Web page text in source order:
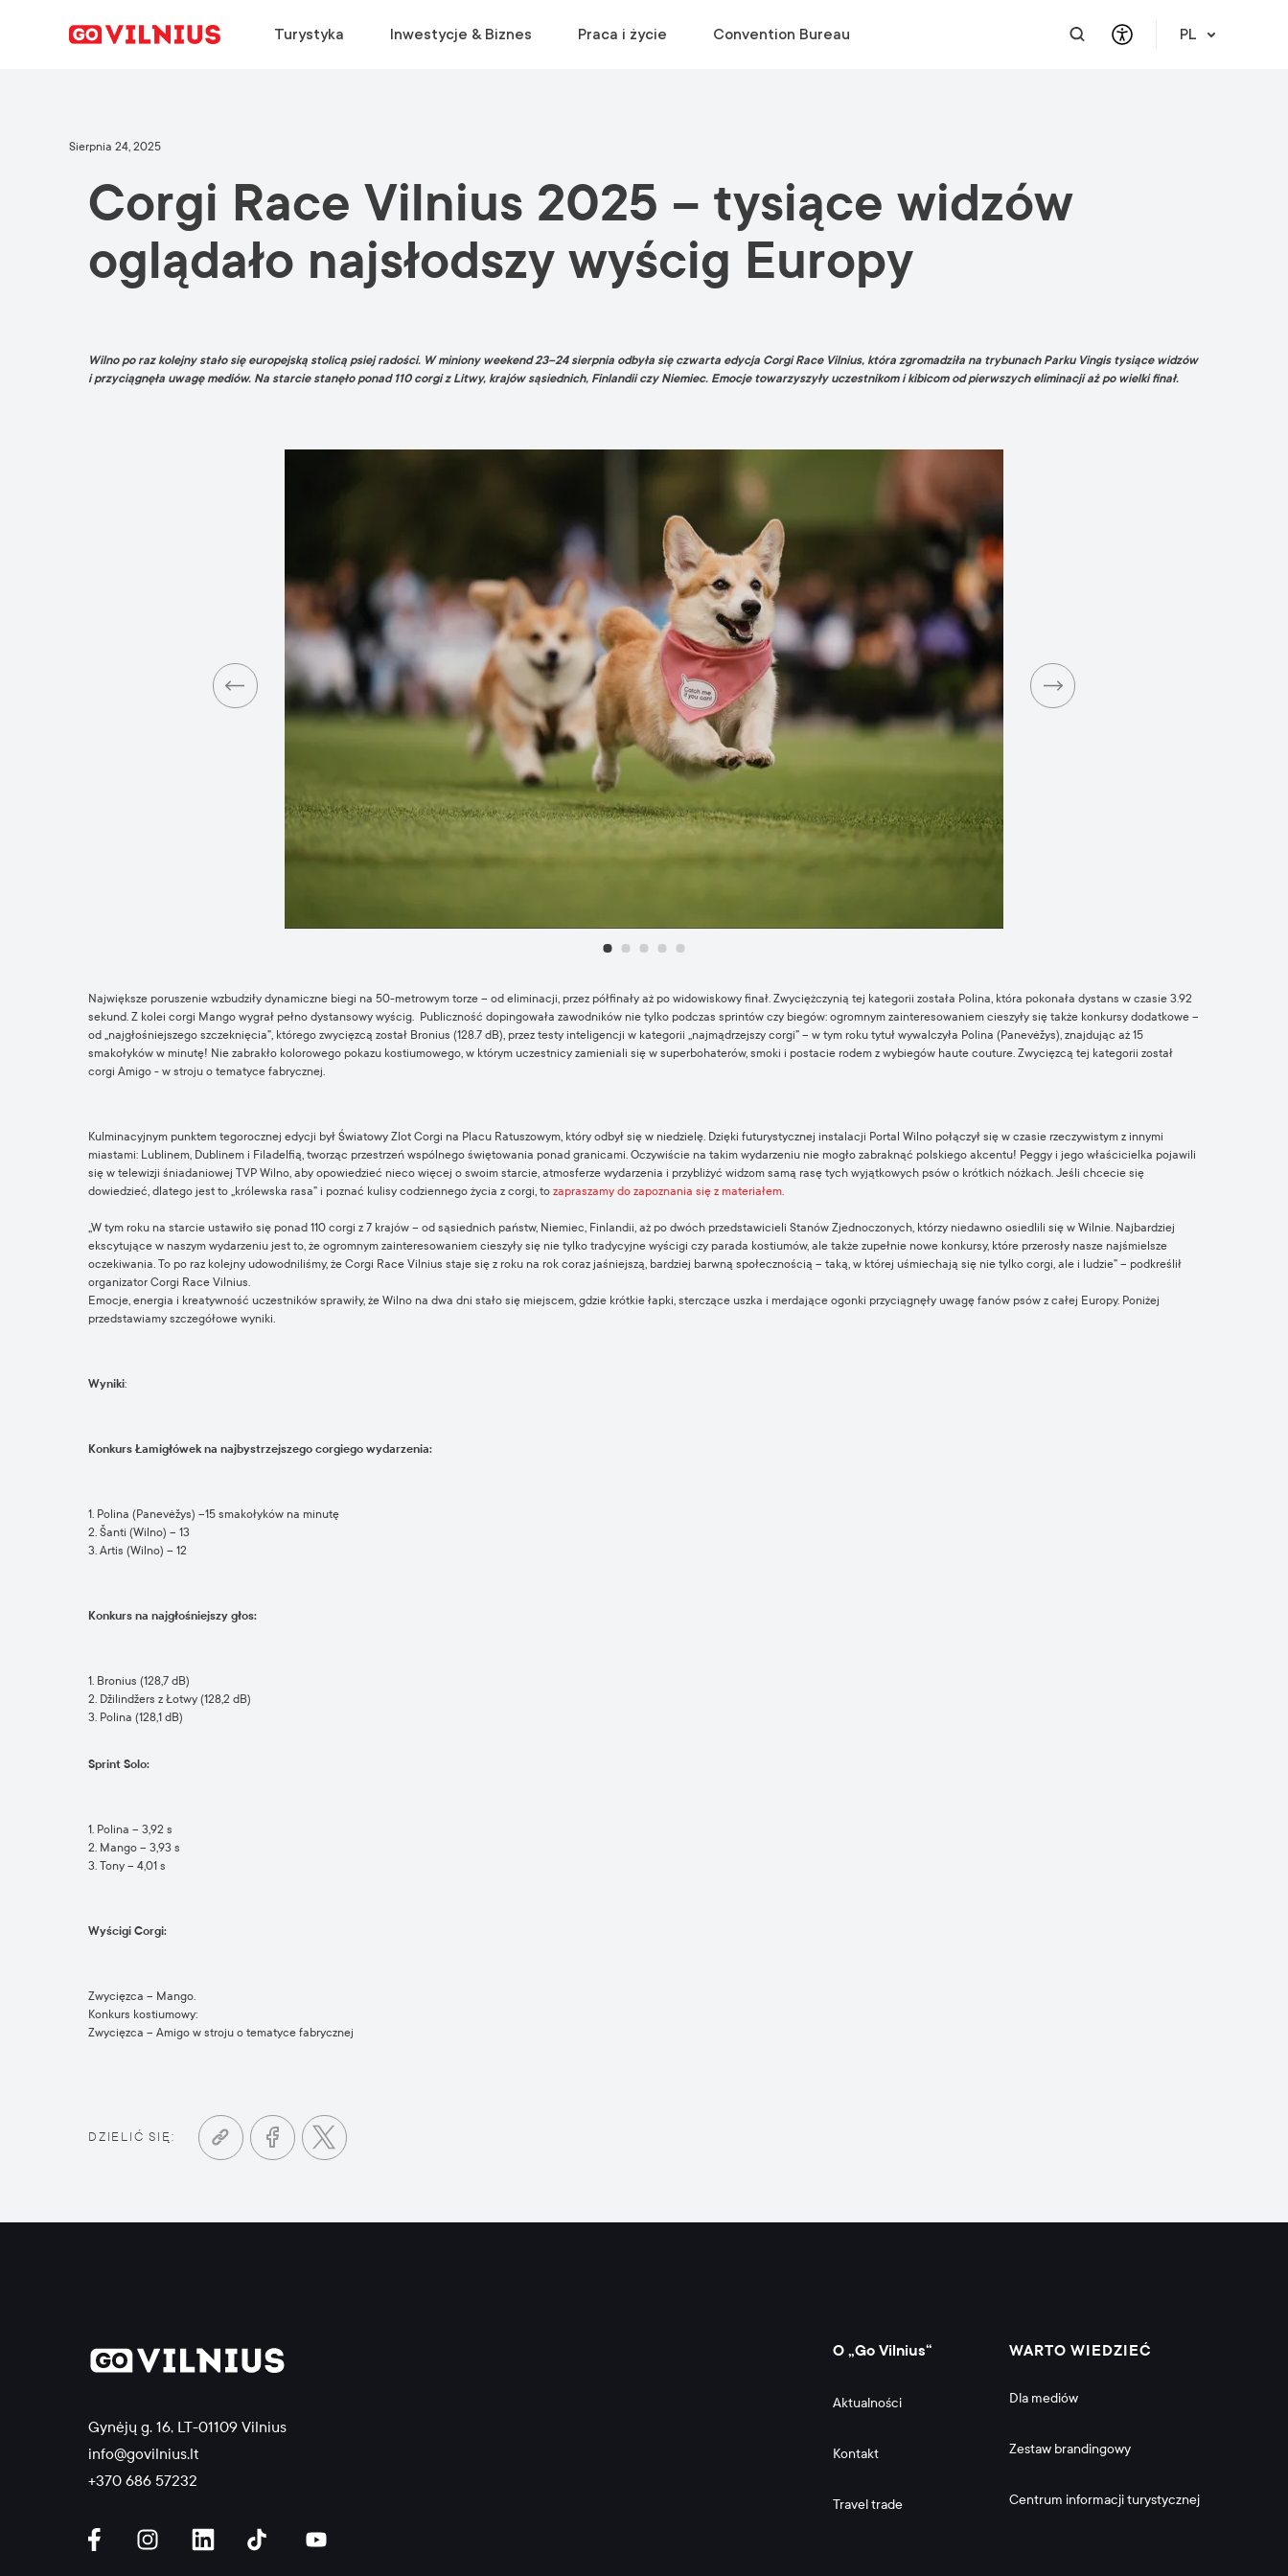
Turystyka
ODKRYJ
Dlaczego warto odkryć Wilno?
Wydarzenia
Zielona Stolica Europy
Gastronomia
Muzea i galerie
Atrakcje
Panorama
Parki
Informacje turystyczne
Meet a Local
Vilnius Pass
Mapy Wilna
Inwestycje & Biznes
ZAŁÓŻ FIRMĘ
Dlaczego Wilno?
Kluczowe sektory
Środowisko biznesowe
Statystyki
Skontaktuj się z nami
Praca i życie
WYBIERZ
Dlaczego Wilno?
Praca w Wilnie
Studiuj w Wilnie
Historie sukcesu
Rozpocznij życie w Wilnie
Poradnik relokacyjny
Uzyskaj bezpłatną konsultację
Nauka jęz. litewskiego
Wydarzenia i zajęcia
Convention Bureau
ODKRYJ
Kalendarz konferencji
Informacje o podróży
Aktualności spotkań
Wyszukiwanie miejsc
Wyszukiwanie usług
Materiały marketingowe
Wsparcie finansowe
Wyslij zapytanie ofertowe
PL
Sierpnia 24, 2025
Corgi Race Vilnius 2025 – tysiące widzów
oglądało najsłodszy wyścig Europy
Wilno po raz kolejny stało się europejską stolicą psiej radości. W miniony weekend 23–24 sierpnia odbyła się czwarta edycja Corgi Race Vilnius, która zgromadziła na trybunach Parku Vingis tysiące widzów
i przyciągnęła uwagę mediów. Na starcie stanęło ponad 110 corgi z Litwy, krajów sąsiednich, Finlandii czy Niemiec. Emocje towarzyszyły uczestnikom i kibicom od pierwszych eliminacji aż po wielki finał.
Największe poruszenie wzbudziły dynamiczne biegi na 50-metrowym torze – od eliminacji, przez półfinały aż po widowiskowy finał. Zwyciężczynią tej kategorii została Polina, która pokonała dystans w czasie 3.92
sekund. Z kolei corgi Mango wygrał pełno dystansowy wyścig. Publiczność dopingowała zawodników nie tylko podczas sprintów czy biegów: ogromnym zainteresowaniem cieszyły się także konkursy dodatkowe –
od „najgłośniejszego szczeknięcia”, którego zwycięzcą został Bronius (128.7 dB), przez testy inteligencji w kategorii „najmądrzejszy corgi” – w tym roku tytuł wywalczyła Polina (Panevėžys), znajdując aż 15
smakołyków w minutę! Nie zabrakło kolorowego pokazu kostiumowego, w którym uczestnicy zamieniali się w superbohaterów, smoki i postacie rodem z wybiegów haute couture. Zwycięzcą tej kategorii został
corgi Amigo - w stroju o tematyce fabrycznej.
Kulminacyjnym punktem tegorocznej edycji był Światowy Zlot Corgi na Placu Ratuszowym, który odbył się w niedzielę. Dzięki futurystycznej instalacji Portal Wilno połączył się w czasie rzeczywistym z innymi
miastami: Lublinem, Dublinem i Filadelfią, tworząc przestrzeń wspólnego świętowania ponad granicami. Oczywiście na takim wydarzeniu nie mogło zabraknąć polskiego akcentu! Peggy i jego właścicielka pojawili
się w telewizji śniadaniowej TVP Wilno, aby opowiedzieć nieco więcej o swoim starcie, atmosferze wydarzenia i przybliżyć widzom samą rasę tych wyjątkowych psów o krótkich nóżkach. Jeśli chcecie się
dowiedzieć, dlatego jest to „królewska rasa” i poznać kulisy codziennego życia z corgi, to zapraszamy do zapoznania się z materiałem.
„W tym roku na starcie ustawiło się ponad 110 corgi z 7 krajów – od sąsiednich państw, Niemiec, Finlandii, aż po dwóch przedstawicieli Stanów Zjednoczonych, którzy niedawno osiedlili się w Wilnie. Najbardziej
ekscytujące w naszym wydarzeniu jest to, że ogromnym zainteresowaniem cieszyły się nie tylko tradycyjne wyścigi czy parada kostiumów, ale także zupełnie nowe konkursy, które przerosły nasze najśmielsze
oczekiwania. To po raz kolejny udowodniliśmy, że Corgi Race Vilnius staje się z roku na rok coraz jaśniejszą, bardziej barwną społecznością – taką, w której uśmiechają się nie tylko corgi, ale i ludzie” – podkreślił
organizator Corgi Race Vilnius.
Emocje, energia i kreatywność uczestników sprawiły, że Wilno na dwa dni stało się miejscem, gdzie krótkie łapki, sterczące uszka i merdające ogonki przyciągnęły uwagę fanów psów z całej Europy. Poniżej
przedstawiamy szczegółowe wyniki.
Wyniki:
Konkurs Łamigłówek na najbystrzejszego corgiego wydarzenia:
1. Polina (Panevėžys) –15 smakołyków na minutę
2. Šanti (Wilno) – 13
3. Artis (Wilno) – 12
Konkurs na najgłośniejszy głos:
1. Bronius (128,7 dB)
2. Džilindžers z Łotwy (128,2 dB)
3. Polina (128,1 dB)
Sprint Solo:
1. Polina – 3,92 s
2. Mango – 3,93 s
3. Tony – 4,01 s
Wyścigi Corgi:
Zwycięzca – Mango.
Konkurs kostiumowy:
Zwycięzca – Amigo w stroju o tematyce fabrycznej
DZIELIĆ SIĘ:
Gynėjų g. 16, LT-01109 Vilnius
info@govilnius.lt
+370 686 57232
O „Go Vilnius“
Aktualności
Kontakt
Travel trade
WARTO WIEDZIEĆ
Dla mediów
Zestaw brandingowy
Centrum informacji turystycznej